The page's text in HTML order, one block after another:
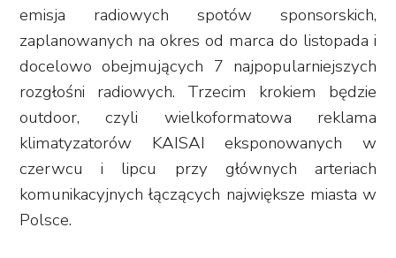
emisja radiowych spotów sponsorskich,
zaplanowanych na okres od marca do listopada i
docelowo obejmujących 7 najpopularniejszych
rozgłośni radiowych. Trzecim krokiem będzie
outdoor, czyli wielkoformatowa reklama
klimatyzatorów KAISAI eksponowanych w
czerwcu i lipcu przy głównych arteriach
komunikacyjnych łączących największe miasta w
Polsce.